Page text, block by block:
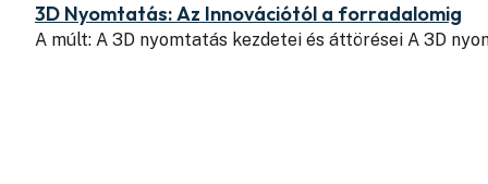
3D Nyomtatás: Az Innovációtól a forradalomig
A múlt: A 3D nyomtatás kezdetei és áttörései A 3D